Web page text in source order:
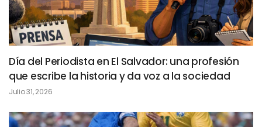
Día del Periodista en El Salvador: una profesión
que escribe la historia y da voz a la sociedad
Julio 31, 2026